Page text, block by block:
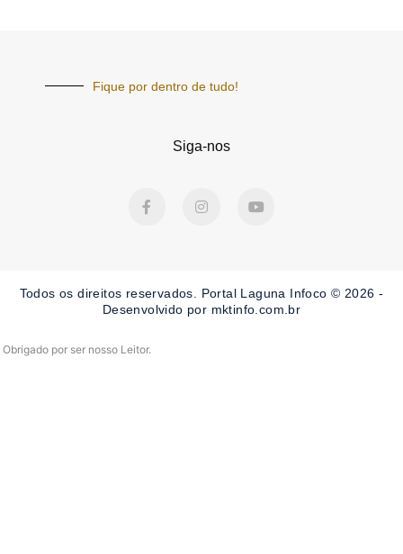
Fique por dentro de tudo!
Siga-nos
a
k
-
n
a
m
o
Todos os direitos reservados. Portal Laguna Infoco © 2026 -
Desenvolvido por mktinfo.com.br
Obrigado por ser nosso Leitor.